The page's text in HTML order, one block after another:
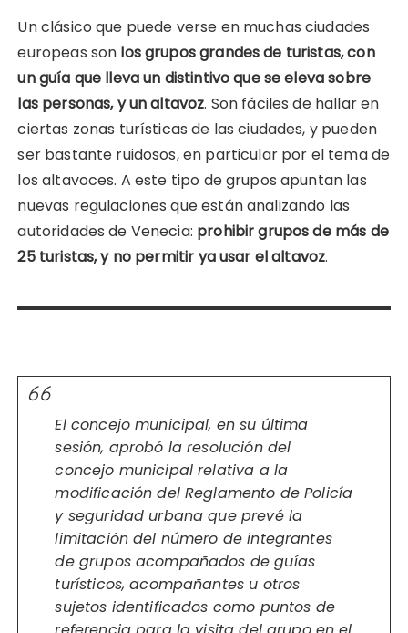
Un clásico que puede verse en muchas ciudades
europeas son los grupos grandes de turistas, con
un guía que lleva un distintivo que se eleva sobre
las personas, y un altavoz. Son fáciles de hallar en
ciertas zonas turísticas de las ciudades, y pueden
ser bastante ruidosos, en particular por el tema de
los altavoces. A este tipo de grupos apuntan las
nuevas regulaciones que están analizando las
autoridades de Venecia: prohibir grupos de más de
25 turistas, y no permitir ya usar el altavoz.
El concejo municipal, en su última
sesión, aprobó la resolución del
concejo municipal relativa a la
modificación del Reglamento de Policía
y seguridad urbana que prevé la
limitación del número de integrantes
de grupos acompañados de guías
turísticos, acompañantes u otros
sujetos identificados como puntos de